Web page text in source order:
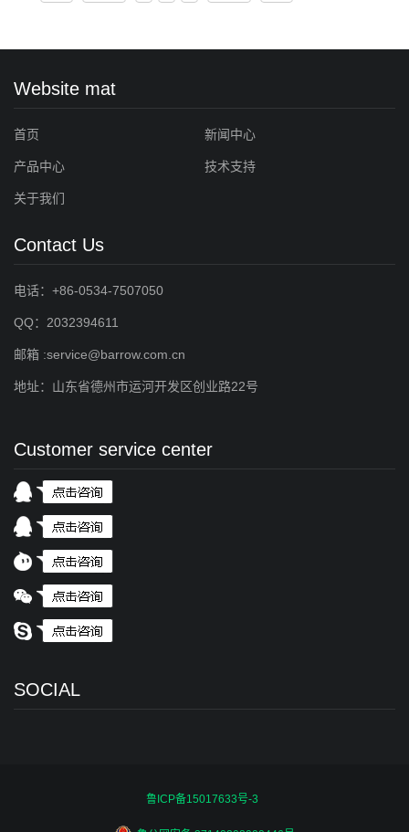
Website mat
首页 新闻中心
产品中心 技术支持
关于我们
Contact Us
电话：+86-0534-7507050
QQ：2032394611
邮箱 :service@barrow.com.cn
地址：山东省德州市运河开发区创业路22号
Customer service center
SOCIAL
鲁ICP备15017633号-3